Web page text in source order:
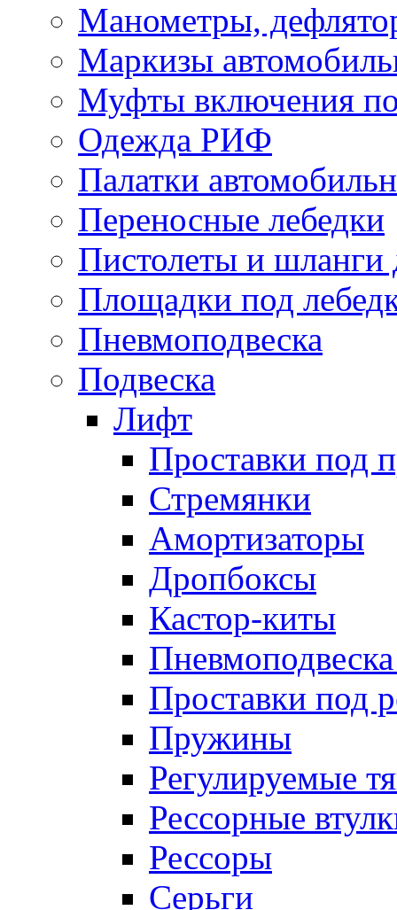
Манометры,
Маркизы
Муфты включения
Одежда РИФ
Палатки
Переносные лебедки
Пистолеты и шланги
Площадки под
Пневмоподвеска
Подвеска
Лифт
Проставки под
Стремянки
Амортизаторы
Дропбоксы
Кастор-киты
Проставки под
Пружины
Регулируемые
Рессорные
Рессоры
Серьги